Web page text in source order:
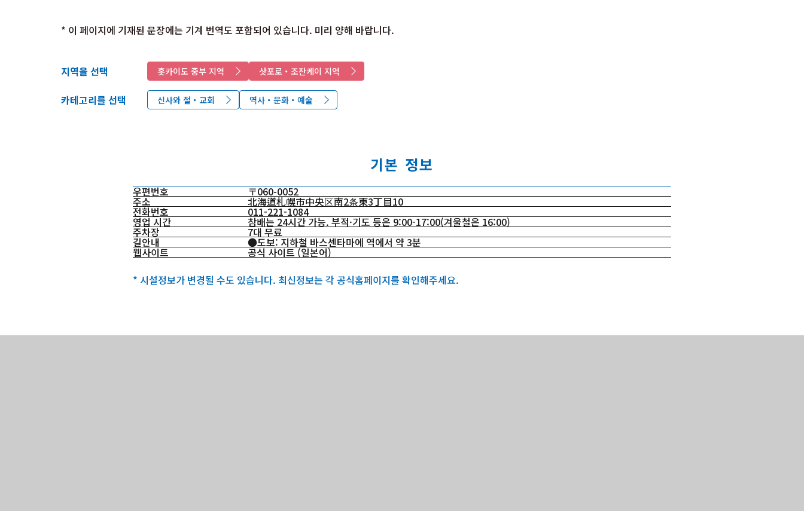
* 이 페이지에 기재된 문장에는 기계 번역도 포함되어 있습니다. 미리 양해 바랍니다.
지역을 선택 홋카이도 중부 지역 삿포로・조잔케이 지역
카테고리를 선택 신사와 절・교회 역사・문화・예술
기본 정보
우편번호 〒060-0052
주소 北海道札幌市中央区南2条東3丁目10
전화번호 011-221-1084
영업 시간 참배는 24시간 가능. 부적·기도 등은 9:00-17:00(겨울철은 16:00)
주차장 7대 무료
길안내 ●도보: 지하철 바스센타마에 역에서 약 3분
웹사이트
공식 사이트 (일본어)
* 시설정보가 변경될 수도 있습니다. 최신정보는 각 공식홈페이지를 확인해주세요.